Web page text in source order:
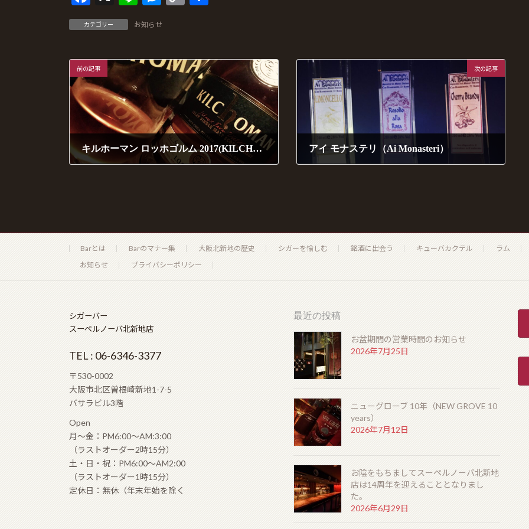
ac
e
o
o
k
e
g
er
Li
n
k
カテゴリー お知らせ
前の記事
キルホーマン ロッホゴルム 2017(KILCHOMAN LOCH GORM 2017)
次の記事
アイ モナステリ（Ai Monasteri）
Barとは Barのマナー集 大阪北新地の歴史 シガーを愉しむ 銘酒に出会う キューバカクテル ラム
お知らせ
プライバシーポリシー
シガーバー
スーペルノーバ北新地店
TEL : 06-6346-3377
〒530-0002
大阪市北区曽根崎新地1-7-5
バサラビル3階
Open
月〜金：PM6:00〜AM:3:00
（ラストオーダー2時15分）
土・日・祝：PM6:00〜AM2:00
（ラストオーダー1時15分）
定休日：無休（年末年始を除く
最近の投稿
お盆期間の営業時間のお知らせ
2026年7月25日
ニューグローブ 10年（NEW GROVE 10
years）
2026年7月12日
お陰をもちましてスーペルノーバ北新地
店は14周年を迎えることとなりまし
た。
2026年6月29日